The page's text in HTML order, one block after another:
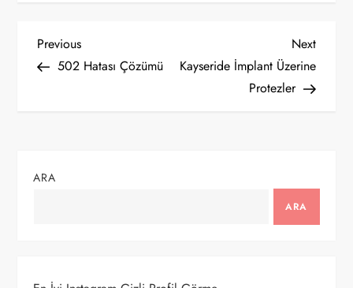
Y
z
Previous
Post
Previous
502 Hatası Çözümü
Next
Post
Next
Kayseride İmplant Üzerine
Protezler
ARA
ARA